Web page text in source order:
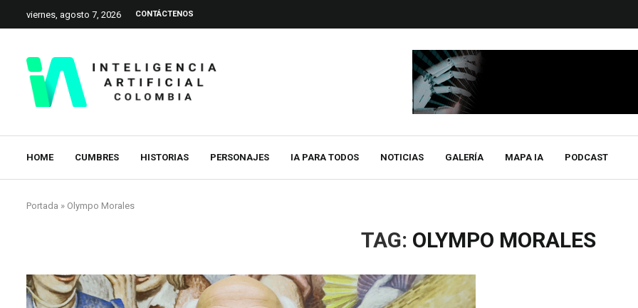
viernes, agosto 7, 2026 CONTÁCTENOS
HOME CUMBRES HISTORIAS PERSONAJES IA PARA TODOS NOTICIAS GALERÍA MAPA IA PODCAST
Portada » Olympo Morales
TAG: OLYMPO MORALES